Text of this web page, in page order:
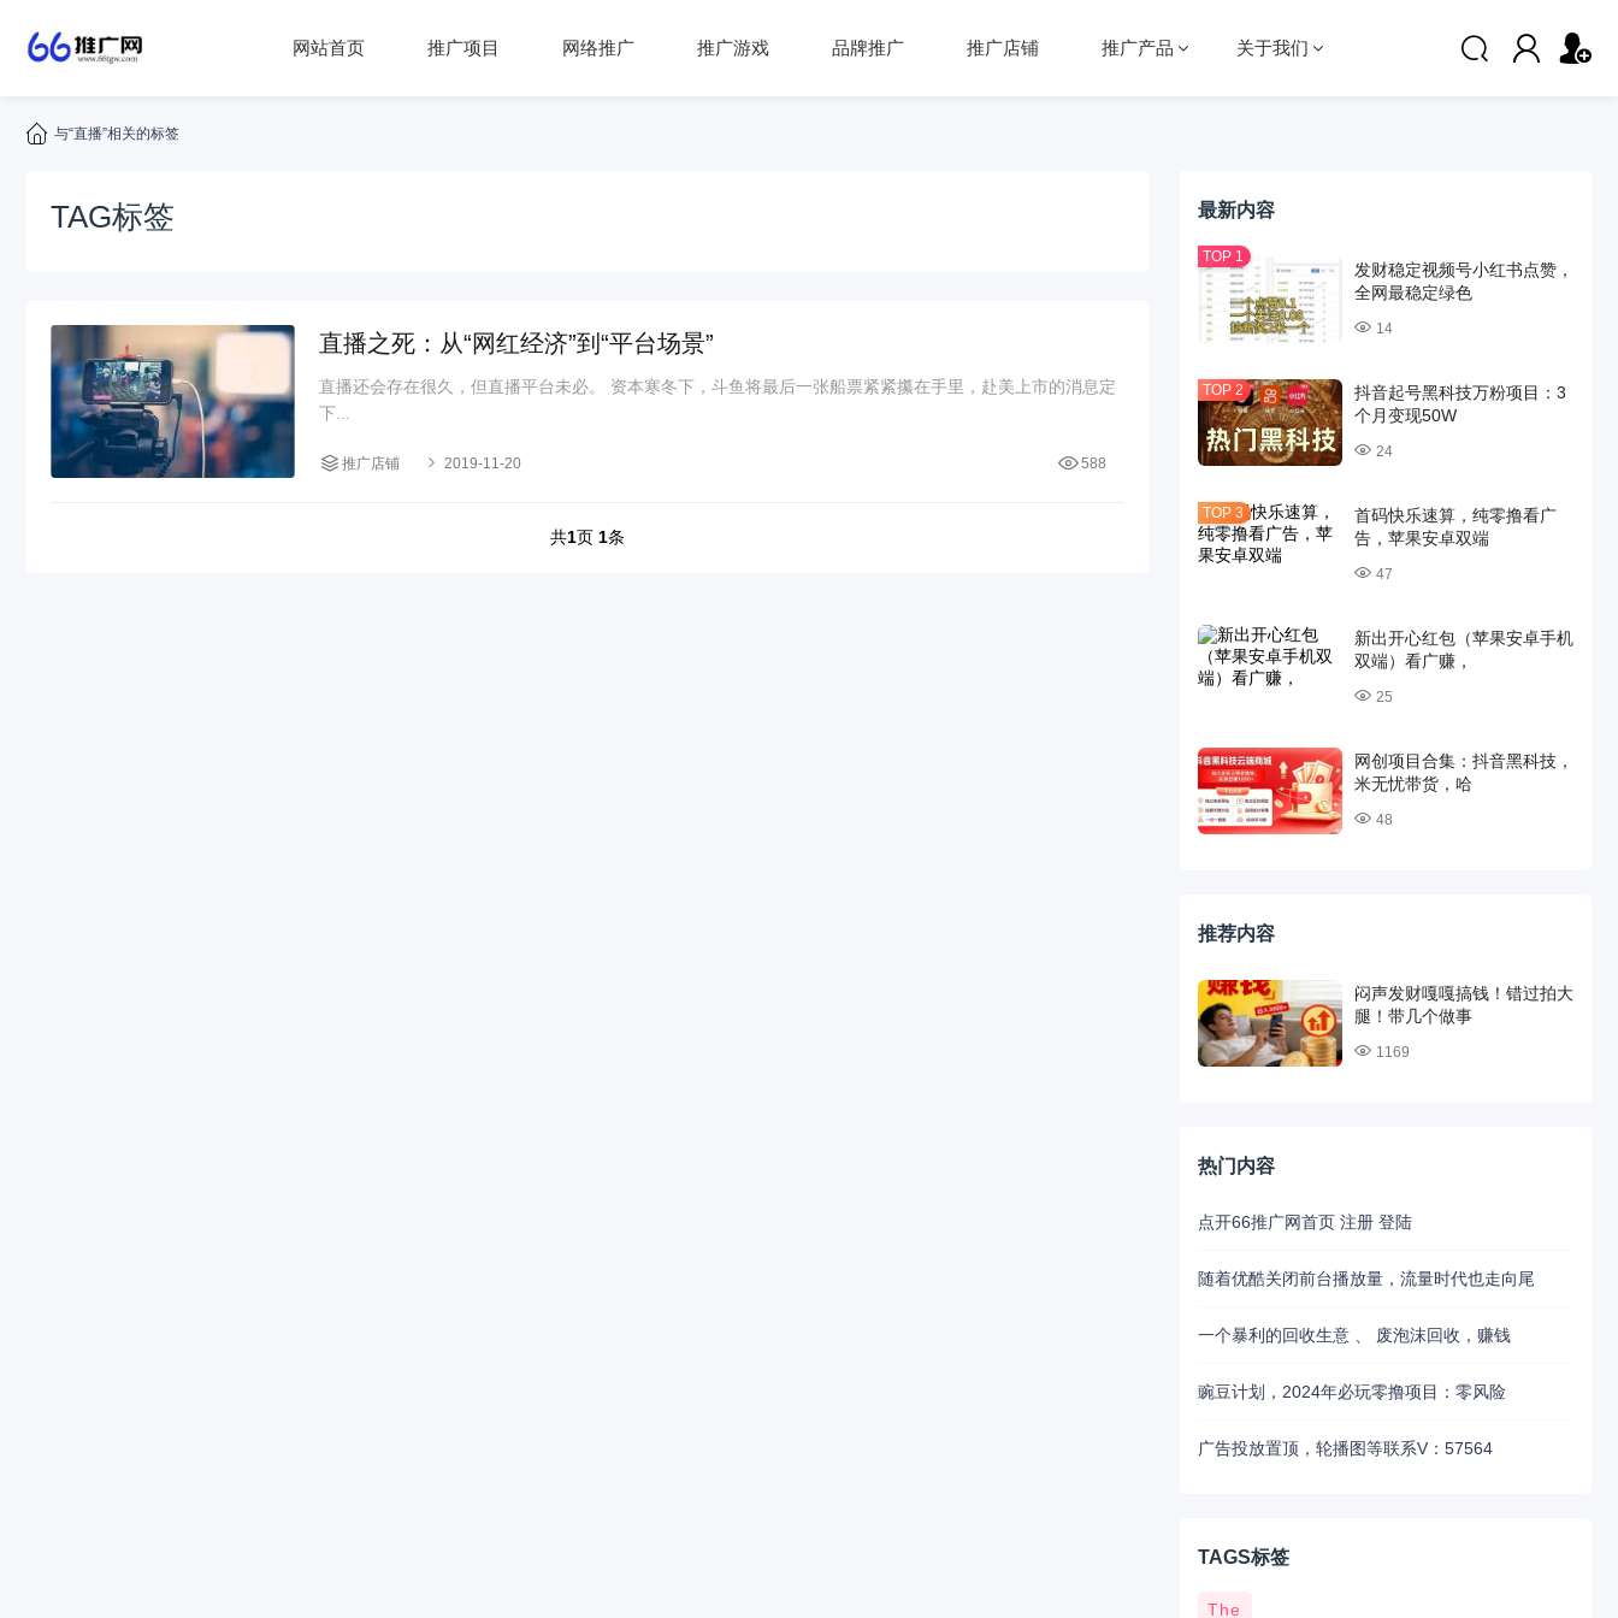
网站首页 推广项目 网络推广 推广游戏 品牌推广 推广店铺 推广产品 关于我们
与“直播”相关的标签
TAG标签
直播之死：从“网红经济”到“平台场景”
直播还会存在很久，但直播平台未必。 资本寒冬下，斗鱼将最后一张船票紧紧攥在手里，赴美上市的消息定
下...
推广店铺 2019-11-20 588
共1页 1条
最新内容
发财稳定视频号小红书点赞，
全网最稳定绿色
14
抖音起号黑科技万粉项目：3
个月变现50W
24
首码快乐速算，纯零撸看广
告，苹果安卓双端
47
新出开心红包（苹果安卓手机
双端）看广赚，
25
网创项目合集：抖音黑科技，
米无忧带货，哈
48
推荐内容
闷声发财嘎嘎搞钱！错过拍大
腿！带几个做事
1169
热门内容
点开66推广网首页 注册 登陆
随着优酷关闭前台播放量，流量时代也走向尾
一个暴利的回收生意 、 废泡沫回收，赚钱
豌豆计划，2024年必玩零撸项目：零风险
广告投放置顶，轮播图等联系V：57564
TAGS标签
The